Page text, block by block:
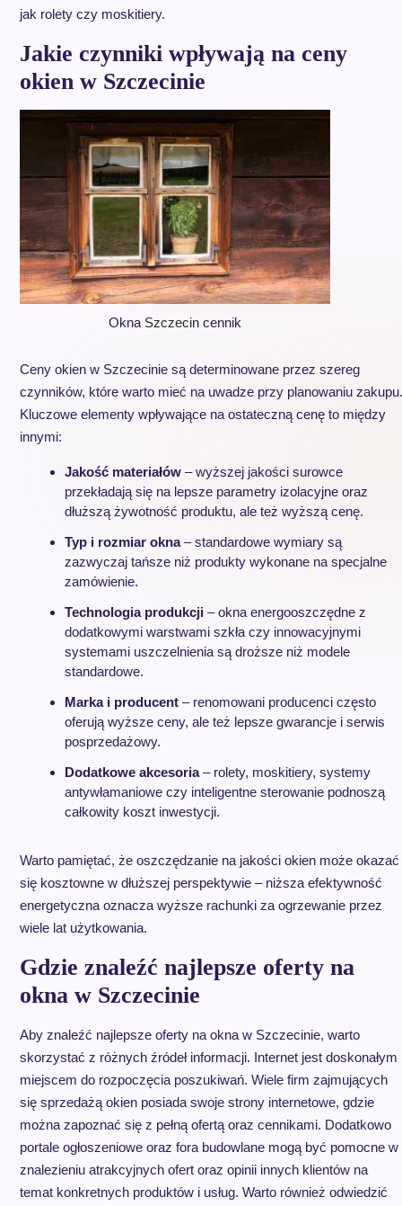
jak rolety czy moskitiery.
Jakie czynniki wpływają na ceny
okien w Szczecinie
Okna Szczecincennik
Ceny okien w Szczecinie są determinowane przez szereg
czynników, które warto mieć na uwadze przy planowaniu zakupu.
Kluczowe elementy wpływające na ostateczną cenę to między
innymi:
Jakość materiałów– wyższej jakości surowce
przekładają się na lepsze parametry izolacyjne oraz
dłuższą żywotność produktu, ale też wyższą cenę.
Typ i rozmiar okna– standardowe wymiary są
zazwyczaj tańsze niż produkty wykonane na specjalne
zamówienie.
Technologia produkcji– okna energooszczędne z
dodatkowymi warstwami szkła czy innowacyjnymi
systemami uszczelnienia są droższe niż modele
standardowe.
Marka i producent– renomowani producenci często
oferują wyższe ceny, ale też lepsze gwarancje i serwis
posprzedażowy.
Dodatkowe akcesoria– rolety, moskitiery, systemy
antywłamaniowe czy inteligentne sterowanie podnoszą
całkowity koszt inwestycji.
Warto pamiętać, że oszczędzanie na jakości okien może okazać
się kosztowne w dłuższej perspektywie – niższa efektywność
energetyczna oznacza wyższe rachunki za ogrzewanie przez
wiele lat użytkowania.
Gdzie znaleźć najlepsze oferty na
okna w Szczecinie
Aby znaleźć najlepsze oferty na okna w Szczecinie, warto
skorzystać z różnych źródeł informacji. Internet jest doskonałym
miejscem do rozpoczęcia poszukiwań. Wiele firm zajmujących
się sprzedażą okien posiada swoje strony internetowe, gdzie
można zapoznać się z pełną ofertą oraz cennikami. Dodatkowo
portale ogłoszeniowe oraz fora budowlane mogą być pomocne w
znalezieniu atrakcyjnych ofert oraz opinii innych klientów na
temat konkretnych produktów i usług. Warto również odwiedzić